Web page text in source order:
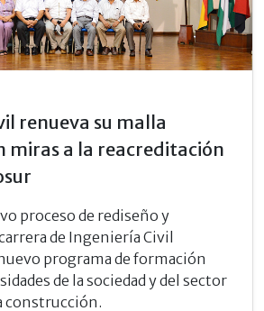
renueva su malla
miras a la reacreditación
proceso de rediseño y
de Ingeniería Civil
programa de formación
de la sociedad y del sector
construcción.